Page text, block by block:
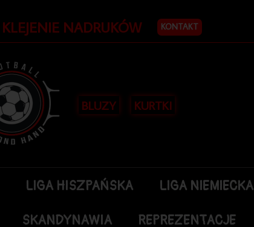
KLEJENIE NADRUKÓW KONTAKT
BLUZY KURTKI
LIGA HISZPAŃSKA LIGA NIEMIECKA
SKANDYNAWIA REPREZENTACJE